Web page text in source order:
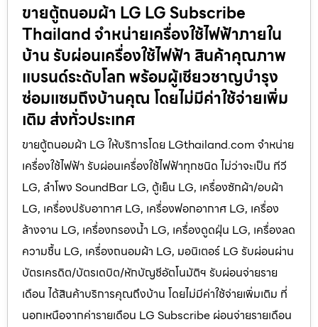
ขายตู้ถนอมผ้า LG LG Subscribe
Thailand จำหน่ายเครื่องใช้ไฟฟ้าภายใน
บ้าน รับผ่อนเครื่องใช้ไฟฟ้า สินค้าคุณภาพ
แบรนด์ระดับโลก พร้อมผู้เชียวชาญบำรุง
ซ่อมแซมถึงบ้านคุณ โดยไม่มีค่าใช้จ่ายเพิ่ม
เติม ส่งทั่วประเทศ
ขายตู้ถนอมผ้า LG ให้บริการโดย LGthailand.com จำหน่าย
เครื่องใช้ไฟฟ้า รับผ่อนเครื่องใช้ไฟฟ้าทุกชนิด ไม่ว่าจะเป็น ทีวี
LG, ลำโพง SoundBar LG, ตู้เย็น LG, เครื่องซักผ้า/อบผ้า
LG, เครื่องปรับอากาศ LG, เครื่องฟอกอากาศ LG, เครื่อง
ล้างจาน LG, เครื่องกรองน้ำ LG, เครื่องดูดฝุ่น LG, เครื่องลด
ความชื้น LG, เครื่องถนอมผ้า LG, มอนิเตอร์ LG รับผ่อนผ่าน
บัตรเครดิต/บัตรเดบิต/หักบัญชีอัตโนมัติฯ รับผ่อนจ่ายราย
เดือน ได้สินค้าบริการคุณถึงบ้าน โดยไม่มีค่าใช้จ่ายเพิ่มเติม ที่
นอกเหนือจากค่ารายเดือน LG Subscribe ผ่อนจ่ายรายเดือน